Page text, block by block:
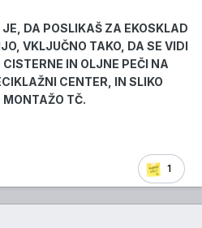
DA POSLIKAŠ ZA EKOSKLAD
VKLJUČNO TAKO, DA SE VIDI
IN OLJNE PEČI NA
CENTER, IN SLIKO
MONTAŽO TČ.
1